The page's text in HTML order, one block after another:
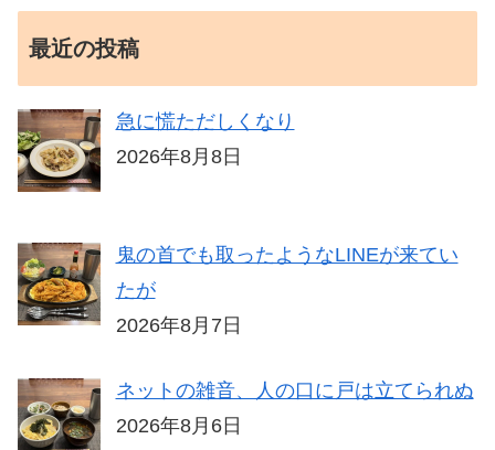
最近の投稿
急に慌ただしくなり
2026年8月8日
鬼の首でも取ったようなLINEが来てい
たが
2026年8月7日
ネットの雑音、人の口に戸は立てられぬ
2026年8月6日